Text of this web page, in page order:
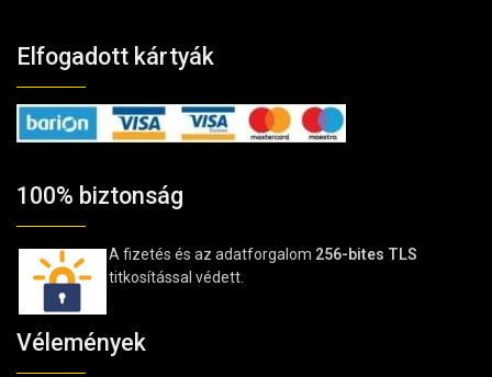
Elfogadott kártyák
100% biztonság
A fizetés és az adatforgalom 256-bites TLS
titkosítással védett.
Vélemények